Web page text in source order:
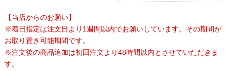
【当店からのお願い】
※着日指定は注文日より1週間以内でお願いしています。その期間が
お取り置き可能期間です。
※注文後の商品追加は初回注文より48時間以内とさせていただきま
す。